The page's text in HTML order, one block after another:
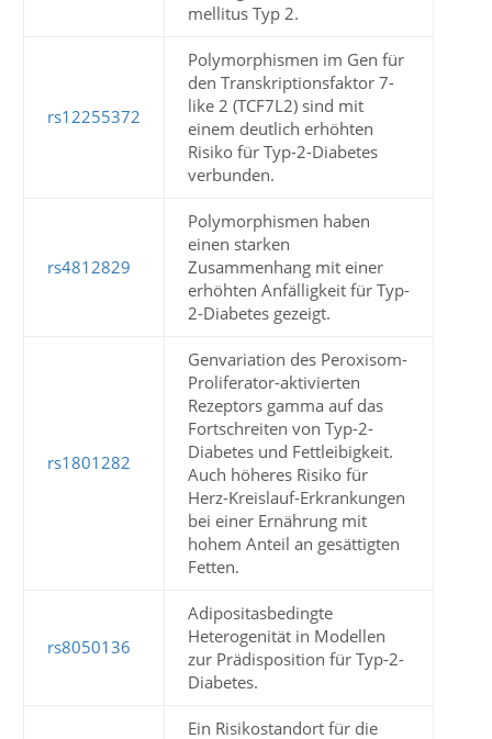
mellitus Typ 2.
rs12255372
Polymorphismen im Gen für
den Transkriptionsfaktor 7-
like 2 (TCF7L2) sind mit
einem deutlich erhöhten
Risiko für Typ-2-Diabetes
verbunden.
rs4812829
Polymorphismen haben
einen starken
Zusammenhang mit einer
erhöhten Anfälligkeit für Typ-
2-Diabetes gezeigt.
rs1801282
Genvariation des Peroxisom-
Proliferator-aktivierten
Rezeptors gamma auf das
Fortschreiten von Typ-2-
Diabetes und Fettleibigkeit.
Auch höheres Risiko für
Herz-Kreislauf-Erkrankungen
bei einer Ernährung mit
hohem Anteil an gesättigten
Fetten.
rs8050136
Adipositasbedingte
Heterogenität in Modellen
zur Prädisposition für Typ-2-
Diabetes.
Ein Risikostandort für die